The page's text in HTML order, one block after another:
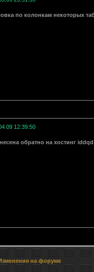
по колонкам некоторых
12:39:50
обратно на хостинг
на форуме